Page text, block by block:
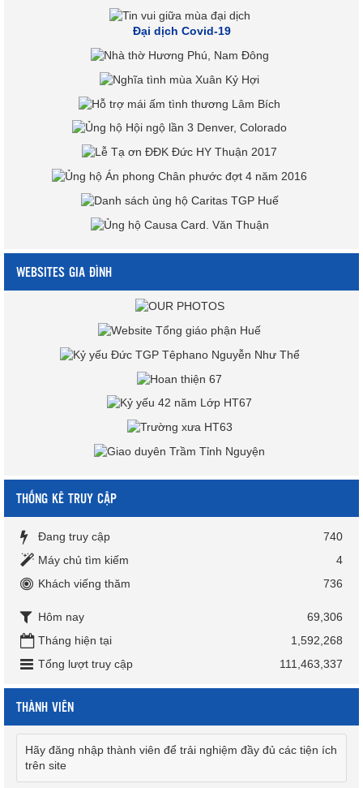
Đại dịch Covid-19
WEBSITES GIA ĐÌNH
THỐNG KÊ TRUY CẬP
Đang truy cập
740
Máy chủ tìm kiếm
4
Khách viếng thăm
736
Hôm nay
69,306
Tháng hiện tại
1,592,268
Tổng lượt truy cập
111,463,337
THÀNH VIÊN
Hãy đăng nhập thành viên để trải nghiệm đầy đủ các tiện ích
trên site